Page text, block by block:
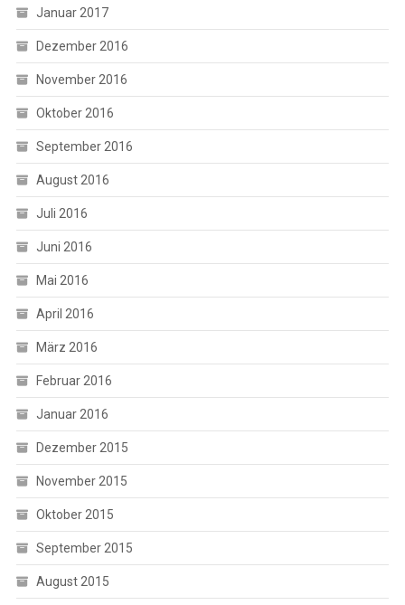
Januar 2017
Dezember 2016
November 2016
Oktober 2016
September 2016
August 2016
Juli 2016
Juni 2016
Mai 2016
April 2016
März 2016
Februar 2016
Januar 2016
Dezember 2015
November 2015
Oktober 2015
September 2015
August 2015